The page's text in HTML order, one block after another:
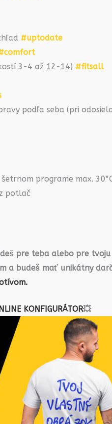
#uptodate
3-4 až 12-14) #fitsall
podľa seba (pri
programe max.
potlač
pre teba alebo pre
a budeš mať unikátny
KONFIGURÁTOR💥